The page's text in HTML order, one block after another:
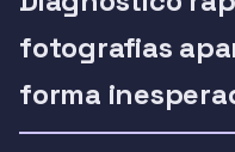
fotografias
forma